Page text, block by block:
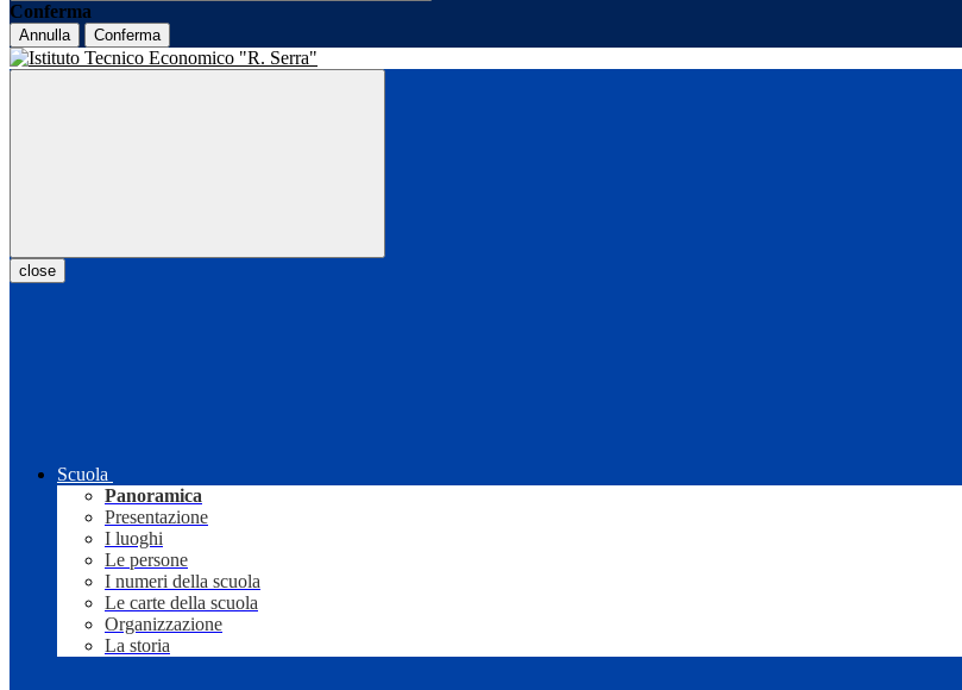
Conferma
Annulla Conferma
close
Scuola
Panoramica
Presentazione
I luoghi
Le persone
I numeri della scuola
Le carte della scuola
Organizzazione
La storia